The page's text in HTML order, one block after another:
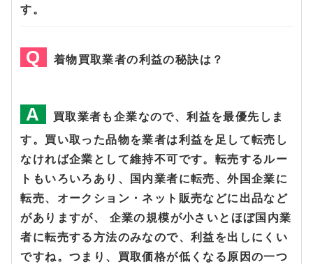
す。
着物買取業者の利益の秘訣は？
買取業者も企業なので、利益を最優先しま
す。買い取った品物を業者は利益を足して転売し
なければ企業として維持不可です。転売するルー
トもいろいろあり、国内業者に転売、外国企業に
転売、オークション・ネット販売などに出品など
がありますが、 企業の規模が小さいとほぼ国内業
者に転売する方法のみなので、利益を出しにくい
ですね。つまり、買取価格が低くなる原因の一つ